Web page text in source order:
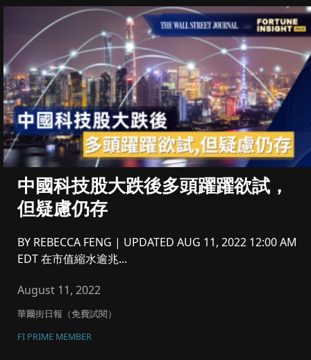
中國科技股大跌後多頭躍躍欲試，
但疑慮仍存
BY REBECCA FENG | UPDATED AUG 11, 2022 12:00 AM
EDT 在市值縮水逾兆...
August 11, 2022
華爾街日報（免費試閱）
FI PRIME MEMBER